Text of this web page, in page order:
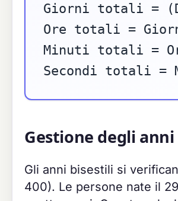
Giorni totali =
Ore totali =
Minuti totali =
Secondi totali =
Gestione degli
Gli anni bisestili si
400). Le persone nate il